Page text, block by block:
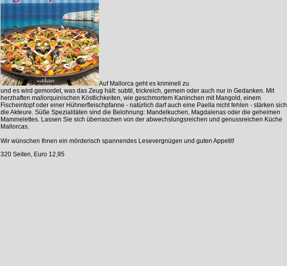
Auf Mallorca geht es kriminell zu
und es wird gemordet, was das Zeug hält: subtil, trickreich, gemein oder auch nur in Gedanken. Mit
herzhaften mallorquinischen Köstlichkeiten, wie geschmortem Kaninchen mit Mangold, einem
Fischeintopf oder einer Hühnerfleischpfanne - natürlich darf auch eine Paella nicht fehlen - stärken sich
die Akteure. Süße Spezialitäten sind die Belohnung: Mandelkuchen, Magdalenas oder die geheimen
Mammelettes. Lassen Sie sich überraschen von der abwechslungsreichen und genussreichen Küche
Mallorcas.
Wir wünschen Ihnen ein mörderisch spannendes Lesevergnügen und guten Appetit!
320 Seiten, Euro 12,95